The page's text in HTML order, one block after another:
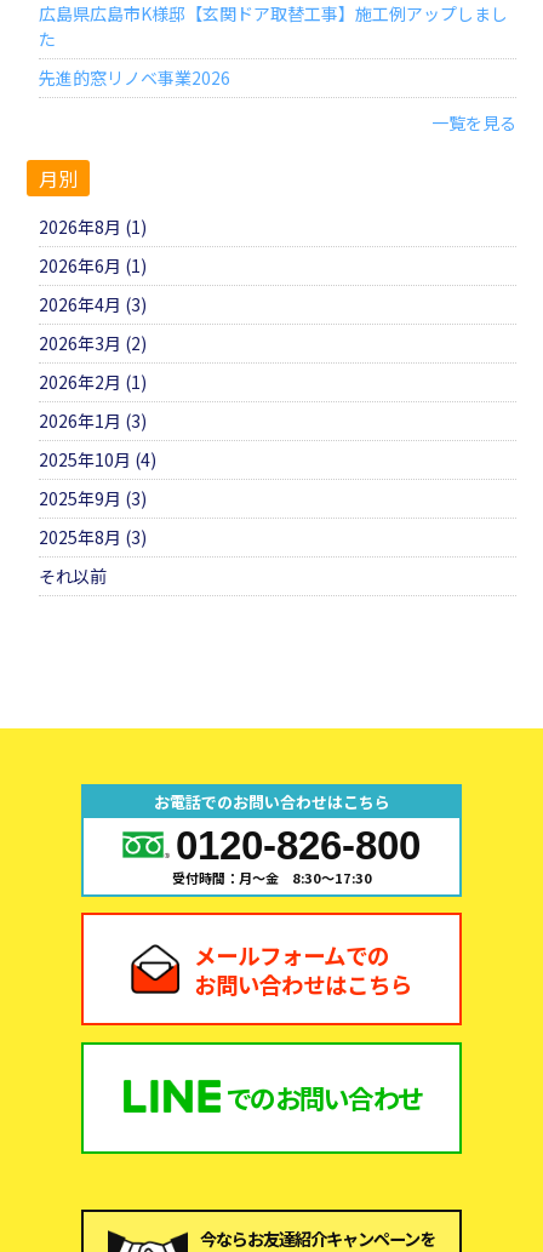
広島県広島市K様邸【玄関ドア取替工事】施工例アップしまし
た
先進的窓リノベ事業2026
一覧を見る
月別
2026年8月 (1)
2026年6月 (1)
2026年4月 (3)
2026年3月 (2)
2026年2月 (1)
2026年1月 (3)
2025年10月 (4)
2025年9月 (3)
2025年8月 (3)
それ以前
お電話でのお問い合わせはこちら
0120-826-800
受付時間：月～金 8:30～17:30
メールフォームでの
お問い合わせはこちら
でのお問い合わせ
今ならお友達紹介キャンペーンを